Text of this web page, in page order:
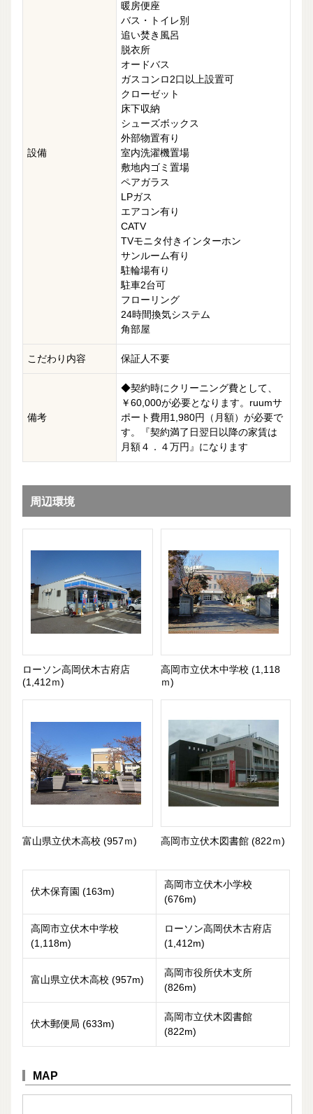
設備
暖房便座
バス・トイレ別
追い焚き風呂
脱衣所
オードバス
ガスコンロ2口以上設置可
クローゼット
床下収納
シューズボックス
外部物置有り
室内洗濯機置場
敷地内ゴミ置場
ペアガラス
LPガス
エアコン有り
CATV
TVモニタ付きインターホン
サンルーム有り
駐輪場有り
駐車2台可
フローリング
24時間換気システム
角部屋
こだわり内容 保証人不要
備考
◆契約時にクリーニング費として、
￥60,000が必要となります。ruumサ
ポート費用1,980円（月額）が必要で
す。『契約満了日翌日以降の家賃は
月額４．４万円』になります
周辺環境
ローソン高岡伏木古府店
(1,412ｍ)
高岡市立伏木中学校 (1,118
ｍ)
富山県立伏木高校 (957ｍ) 高岡市立伏木図書館 (822ｍ)
伏木保育園 (163m)
高岡市立伏木小学校
(676m)
高岡市立伏木中学校
(1,118m)
ローソン高岡伏木古府店
(1,412m)
富山県立伏木高校 (957m)
高岡市役所伏木支所
(826m)
伏木郵便局 (633m)
高岡市立伏木図書館
(822m)
MAP